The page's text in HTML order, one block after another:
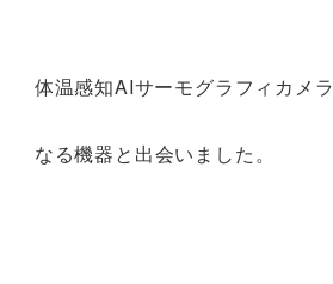
体温感知AIサーモグラフィカメラ
なる機器と出会いました。